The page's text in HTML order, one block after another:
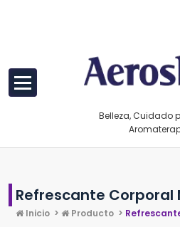
Belleza, Cuidado
Refrescante Corporal
Inicio > Producto >